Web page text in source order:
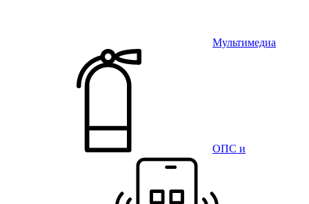
Мультимедиа
ОПС и